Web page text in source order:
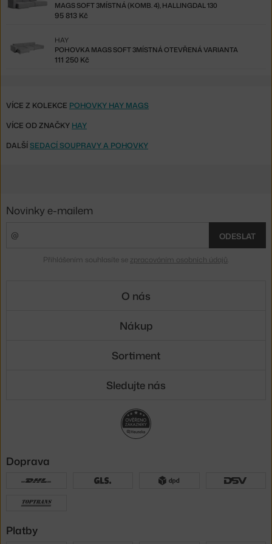
MAGS SOFT 3MÍSTNÁ (KOMB. 4), HALLINGDAL 130
95 813 Kč
POHOVKA MAGS SOFT 3MÍSTNÁ OTEVŘENÁ VARIANTA
HAY
111 250 Kč
VÍCE Z KOLEKCE POHOVKY HAY MAGS
VÍCE OD ZNAČKY HAY
DALŠÍSEDACÍ SOUPRAVY A POHOVKY
Novinky e-mailem
ODESLAT
Přihlášením souhlasíte se zpracováním osobních údajů
O nás
Nákup
Sortiment
Sledujte nás
Doprava
Platby